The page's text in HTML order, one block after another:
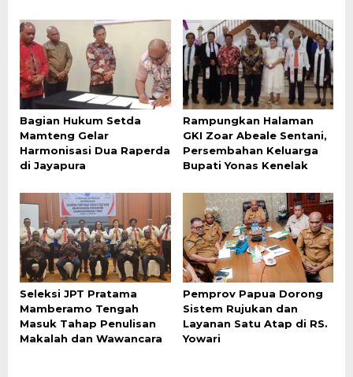
Bagian Hukum Setda
Mamteng Gelar
Harmonisasi Dua Raperda
di Jayapura
Rampungkan Halaman
GKI Zoar Abeale Sentani,
Persembahan Keluarga
Bupati Yonas Kenelak
Seleksi JPT Pratama
Mamberamo Tengah
Masuk Tahap Penulisan
Makalah dan Wawancara
Pemprov Papua Dorong
Sistem Rujukan dan
Layanan Satu Atap di RS.
Yowari